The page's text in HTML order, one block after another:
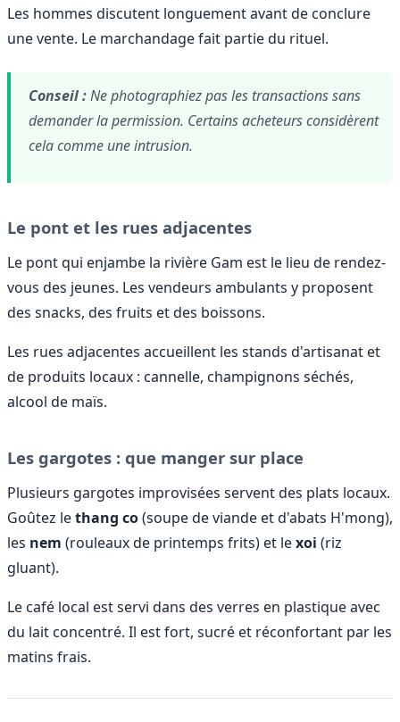
Les hommes discutent longuement avant de conclure
une vente. Le marchandage fait partie du rituel.
Conseil :Ne photographiez pas les transactions sans
demander la permission. Certains acheteurs considèrent
cela comme une intrusion.
Le pont et les rues adjacentes
Le pont qui enjambe la rivière Gam est le lieu de rendez-
vous des jeunes. Les vendeurs ambulants y proposent
des snacks, des fruits et des boissons.
Les rues adjacentes accueillent les stands d'artisanat et
de produits locaux : cannelle, champignons séchés,
alcool de maïs.
Les gargotes : que manger sur place
Plusieurs gargotes improvisées servent des plats locaux.
Goûtez lethang co(soupe de viande et d'abats H'mong),
les nem (rouleaux de printemps frits) et lexoi (riz
gluant).
Le café local est servi dans des verres en plastique avec
du lait concentré. Il est fort, sucré et réconfortant par les
matins frais.